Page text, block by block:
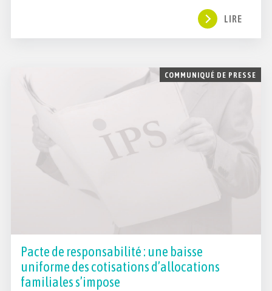
LIRE
COMMUNIQUÉ DE PRESSE
Pacte de responsabilité : une baisse
uniforme des cotisations d’allocations
familiales s’impose